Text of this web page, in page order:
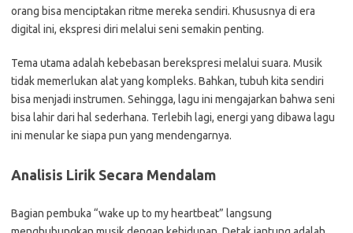
orang bisa menciptakan ritme mereka sendiri. Khususnya di era
digital ini, ekspresi diri melalui seni semakin penting.
Tema utama adalah kebebasan berekspresi melalui suara. Musik
tidak memerlukan alat yang kompleks. Bahkan, tubuh kita sendiri
bisa menjadi instrumen. Sehingga, lagu ini mengajarkan bahwa seni
bisa lahir dari hal sederhana. Terlebih lagi, energi yang dibawa lagu
ini menular ke siapa pun yang mendengarnya.
Analisis Lirik Secara Mendalam
Bagian pembuka “wake up to my heartbeat” langsung